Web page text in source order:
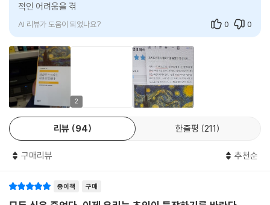
위한 제5의 복음서’라고 규정하거나, 독자들에게 차라투스트라를 ‘도를 깨
우쳐 속세를 초월한 자’라는 인상을 주었던 것은 사실 이 책을 옮기는 과정
에서 그 극적 구성보다는 전달하고자 하는 메시지에 더 치중한 탓일 것이
다. 어쨌든 부인할 수 없는 사실은 이 책이 각각, 제1부. 방랑자 차라투스트
라의 출발, 제2부. 미래의 인간인 ‘초인’을 찾아가는 여정, 제3부. ‘영원회
귀’의 오솔길을 거니는 차라투스트라의 고난, 제4부. 걷고 뛰고 춤추는 독
자―축제의 밤과 새로 떠오르는 태양의 극적 구성을 갖춘 4막짜리 드라마
“신은 죽었다!”라는 선언으로 합리와 이성의 서양 철학사를 뿌리째 뽑아
버린 니체의 반란이 시작된 책. 현대 철학자들과 사상가들과 예술가들에게
를 가리켜 다음과 같이 말한다.
적인 어려움을 겪고 있는 현대인에게도 쉽게 읽히며, 삶의 방향성을
찾고자 하
AI 리뷰가 도움이 되었나요? 0 0
리뷰 94
종이책 구매